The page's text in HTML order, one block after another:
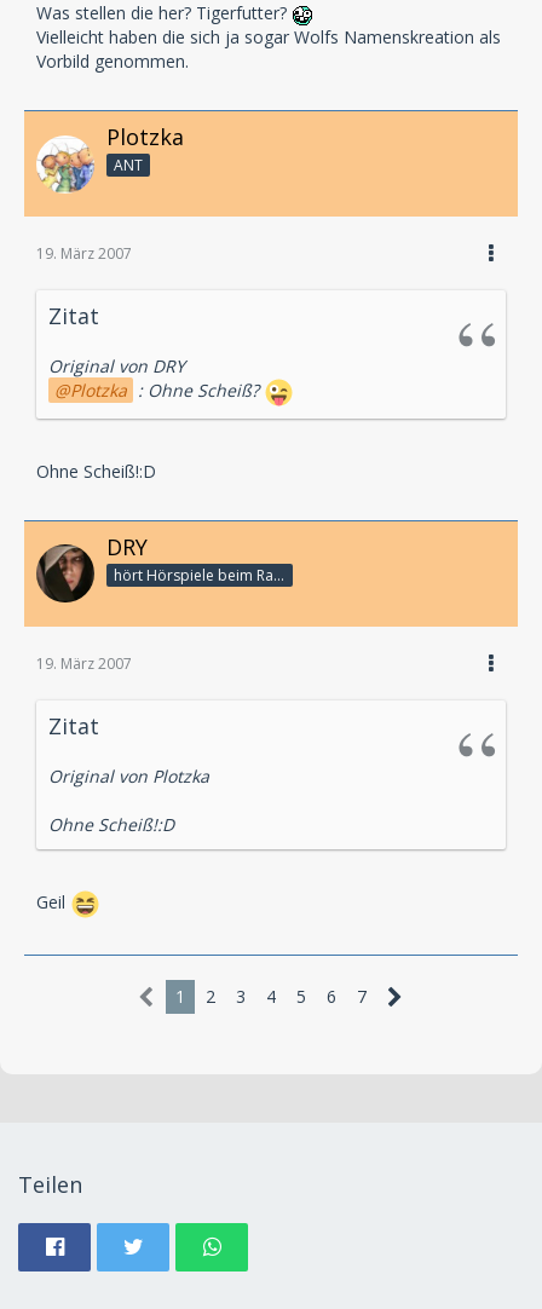
Was stellen die her? Tigerfutter?
Vielleicht haben die sich ja sogar Wolfs Namenskreation als
Vorbild genommen.
Plotzka
ANT
19. März 2007
Zitat
Original von DRY
Plotzka : Ohne Scheiß?
Ohne Scheiß!:D
DRY
hört Hörspiele beim Rasenmähen
19. März 2007
Zitat
Original von Plotzka
Ohne Scheiß!:D
Geil
1 2 3 4 5 6 7
Teilen